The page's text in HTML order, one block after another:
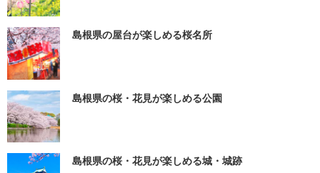
島根県の屋台が楽しめる桜名所
島根県の桜・花見が楽しめる公園
島根県の桜・花見が楽しめる城・城跡